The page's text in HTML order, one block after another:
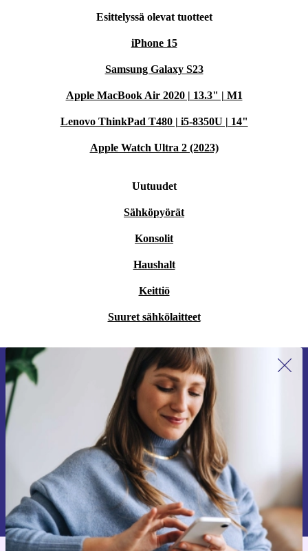
Esittelyssä olevat tuotteet
iPhone 15
Samsung Galaxy S23
Apple MacBook Air 2020 | 13.3" | M1
Lenovo ThinkPad T480 | i5-8350U | 14"
Apple Watch Ultra 2 (2023)
Uutuudet
Sähköpyörät
Konsolit
Haushalt
Keittiö
Suuret sähkölaitteet
Liity ensimmäistä kertaa uutiskirjeen
tilaajaksi ja säästä 15 €!
Älä missaa enää yhtäkään tarjousta.
Pyydä etukuponki
Lisätietoja henkilötietojen käytöstä löydättietosuojaselosteestamme.